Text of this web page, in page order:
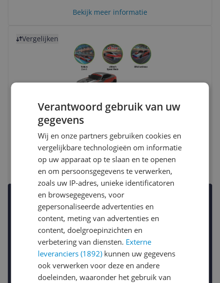
Bekijk meer informatie
Vergelijken
EXOST Nitro Shift 1/16 Monstertruck
€ 40,66
Bekijk meer informatie
Uitgelichte producten
Een selectie om je snel op weg te helpen.
Verantwoord gebruik van uw
gegevens
Wij en onze partners gebruiken cookies en
vergelijkbare technologieën om informatie
op uw apparaat op te slaan en te openen
en om persoonsgegevens te verwerken,
zoals uw IP-adres, unieke identificatoren
en browsegegevens, voor
gepersonaliseerde advertenties en
content, meting van advertenties en
content, doelgroepinzichten en
verbetering van diensten. Externe
leveranciers (1892) kunnen uw gegevens
ook verwerken voor deze en andere
doeleinden, waaronder het gebruik van